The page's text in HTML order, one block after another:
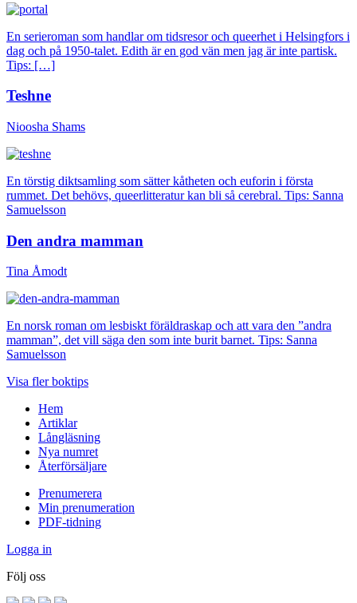
En serieroman som handlar om tidsresor och queerhet i Helsingfors i
dag och på 1950-talet. Edith är en god vän men jag är inte partisk.
Tips: […]
Teshne
Nioosha Shams
En törstig diktsamling som sätter kåtheten och euforin i första
rummet. Det behövs, queerlitteratur kan bli så cerebral. Tips: Sanna
Samuelsson
Den andra mamman
Tina Åmodt
En norsk roman om lesbiskt föräldraskap och att vara den ”andra
mamman”, det vill säga den som inte burit barnet. Tips: Sanna
Samuelsson
Visa fler boktips
Hem
Artiklar
Långläsning
Nya numret
Återförsäljare
Prenumerera
Min prenumeration
PDF-tidning
Logga in
Följ oss